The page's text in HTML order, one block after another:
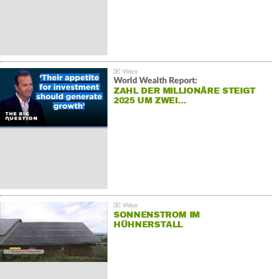
World Wealth Report:
ZAHL DER MILLIONÄRE STEIGT
2025 UM ZWEI…
SONNENSTROM IM
HÜHNERSTALL